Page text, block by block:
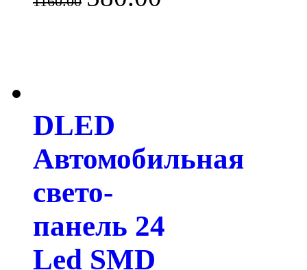
DLED
Автомобильная
свето-
панель 24
Led SMD